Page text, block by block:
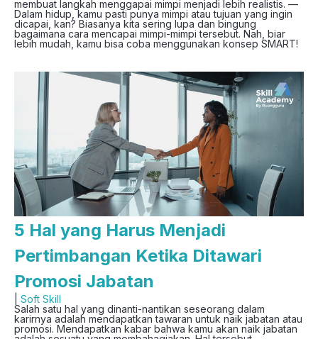
membuat langkah menggapai mimpi menjadi lebih realistis. —
Dalam hidup, kamu pasti punya mimpi atau tujuan yang ingin
dicapai, kan? Biasanya kita sering lupa dan bingung
bagaimana cara mencapai mimpi-mimpi tersebut. Nah, biar
lebih mudah, kamu bisa coba menggunakan konsep SMART!
5 Hal yang Harus Menjadi
Pertimbangan Ketika Ditawari
Promosi Jabatan
Soft Skill
Salah satu hal yang dinanti-nantikan seseorang dalam
karirnya adalah mendapatkan tawaran untuk naik jabatan atau
promosi. Mendapatkan kabar bahwa kamu akan naik jabatan